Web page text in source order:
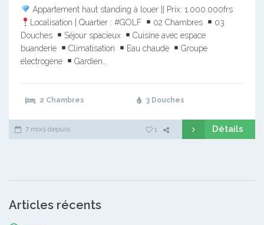
Appartement haut standing à louer || Prix: 1.000.000frs
Localisation | Quartier : #GOLF
02 Chambres
03
Douches
Séjour spacieux
Cuisine avec espace
buanderie
Climatisation Eau chaude
Groupe
électrogène
Gardien…
2 Chambres 3 Douches
7 mois depuis 1 Détails
Articles récents